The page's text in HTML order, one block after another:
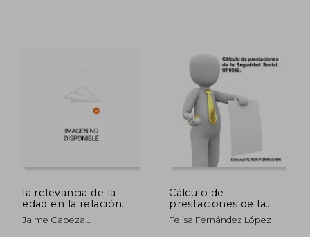
$ 42.442 dcto. $
la relevancia de la
edad en la relación
laboral y de seguridad
social
Jaime Cabeza
Cálculo de
prestaciones de la
Seguridad Social.
UF0342.
Felisa Fernández López